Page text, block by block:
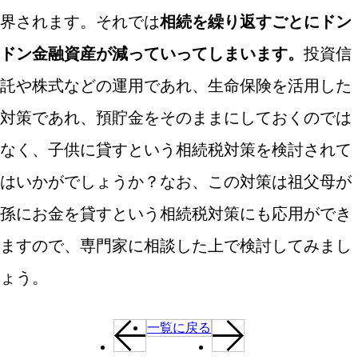
界されます。それでは相続を繰り返すごとにドン
ドン金融資産が減っていってしまいます。 投資信
託や株式などの運用であれ、生命保険を活用した
対策であれ、預貯金をそのままにしておくのでは
なく、子供に貸すという相続税対策を検討されて
はいかがでしょうか？なお、この対策は祖父母が
孫にお金を貸すという相続税対策にも応用ができ
ますので、専門家に相談した上で検討してみまし
ょう。
一覧に戻る